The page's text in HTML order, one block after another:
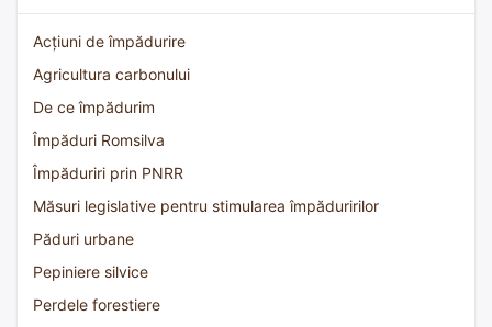
Acțiuni de împădurire
Agricultura carbonului
De ce împădurim
Împăduri Romsilva
Împăduriri prin PNRR
Măsuri legislative pentru stimularea împăduririlor
Păduri urbane
Pepiniere silvice
Perdele forestiere